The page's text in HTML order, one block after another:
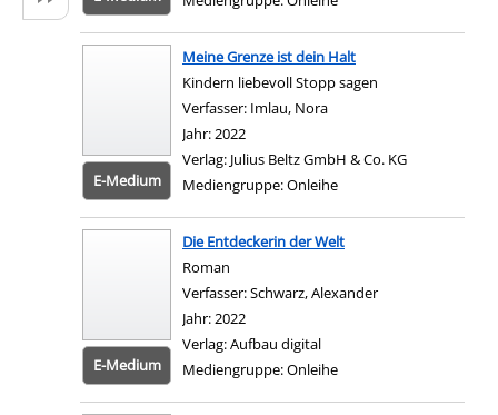
E-Medium
Meine Grenze ist dein Halt
Kindern liebevoll Stopp sagen
Verfasser: Imlau, Nora
Jahr:2022
Verlag: Julius Beltz GmbH & Co. KG
Mediengruppe:Onleihe
E-Medium
Die Entdeckerin der Welt
Roman
Verfasser:Schwarz, Alexander
Jahr:2022
Verlag:Aufbau digital
Mediengruppe:Onleihe